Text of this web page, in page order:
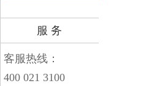
服 务
客服热线：
400 021 3100